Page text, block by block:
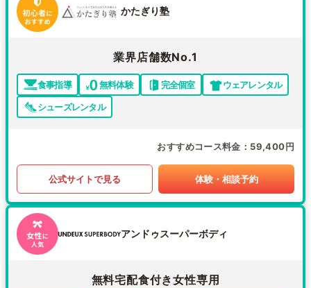
かたぎり塾
業界店舗数No.1
食事指導 無料体験 完全個室
ウェアレンタル
シューズレンタル
おすすめコース料金 59,400円
公式サイトで見る 体験・相談予約
アンドゥスーパーボディ
無料宅配食付き女性専用